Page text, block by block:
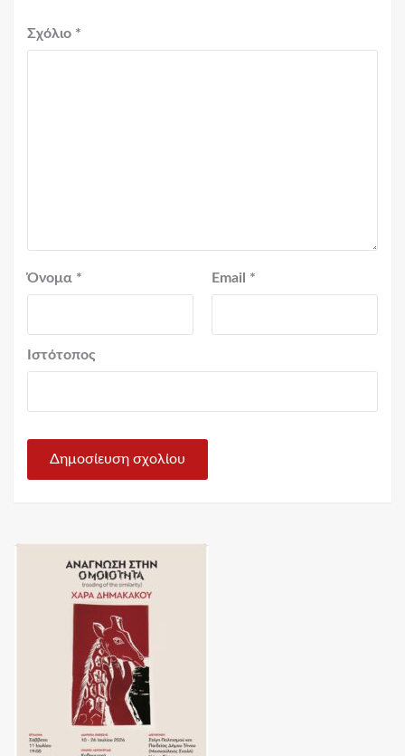
Σχόλιο *
Όνομα * Email *
Ιστότοπος